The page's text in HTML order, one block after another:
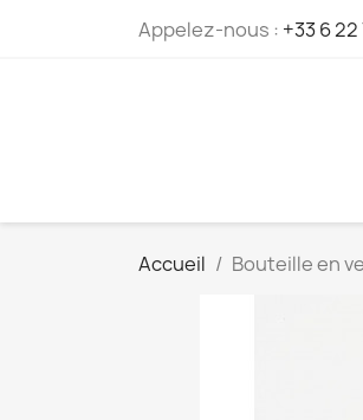
Appelez-nous : +33 6
Accueil Bouteille en